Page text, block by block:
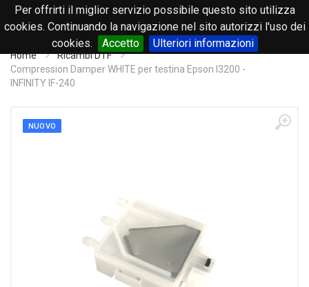
Per offrirti il miglior servizio possibile questo sito utilizza
cookies. Continuando la navigazione nel sito autorizzi l'uso dei
cookies.
Accetto Ulteriori informazioni
0
Home
Ricambi DTF
Compression Damper WHITE per testina Epson I3200 -
INFINITY IF-240
NUOVO